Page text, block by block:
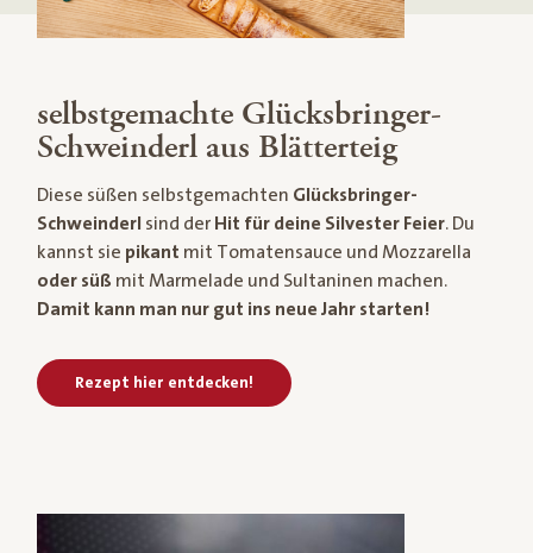
selbstgemachte Glücksbringer-
Schweinderl aus Blätterteig
Diese süßen selbstgemachten Glücksbringer-
Schweinderl sind der Hit für deine Silvester Feier. Du
kannst sie pikant mit Tomatensauce und Mozzarella
oder süß mit Marmelade und Sultaninen machen.
Damit kann man nur gut ins neue Jahr starten!
Rezept hier entdecken!